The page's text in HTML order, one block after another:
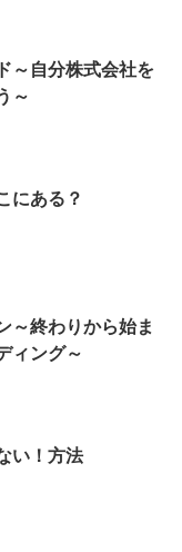
～自分株式会社を
～
にある？
～終わりから始ま
ィング～
い！方法